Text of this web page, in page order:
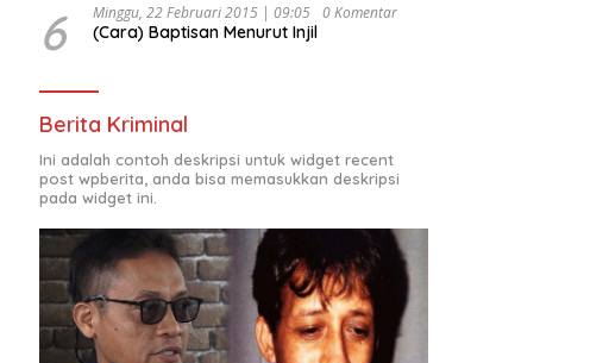
6 Minggu, 22 Februari 2015 | 09:05 0 Komentar
(Cara) Baptisan Menurut Injil
Berita Kriminal
Ini adalah contoh deskripsi untuk widget recent
post wpberita, anda bisa memasukkan deskripsi
pada widget ini.